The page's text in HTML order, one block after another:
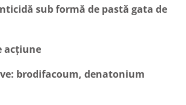
sub formă de pastă gata de
acțiune
brodifacoum, denatonium